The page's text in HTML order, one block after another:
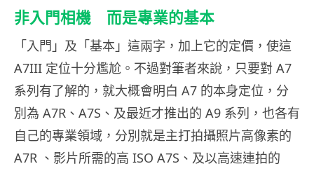
非入門相機 而是專業的基本
「入門」及「基本」這兩字，加上它的定價，使這
A7III 定位十分尷尬。不過對筆者來說，只要對 A7
系列有了解的，就大概會明白 A7 的本身定位，分
別為 A7R、A7S、及最近才推出的 A9 系列，也各有
自己的專業領域，分別就是主打拍攝照片高像素的
A7R 、影片所需的高 ISO A7S、及以高速連拍的